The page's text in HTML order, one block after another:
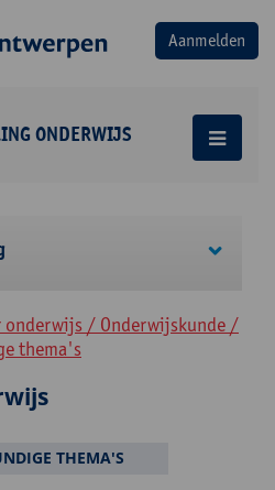
ONDERWIJS
onderwijs / Onderwijskunde /
thema's
THEMA'S